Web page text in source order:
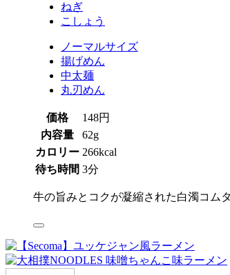
ねぎ
こしょう
ノーマルサイズ
揚げめん
中太麺
丸刃めん
価格
148円
内容量
62g
カロリー 266kcal
待ち時間 3分
牛の旨みとコクが凝縮された白濁コム